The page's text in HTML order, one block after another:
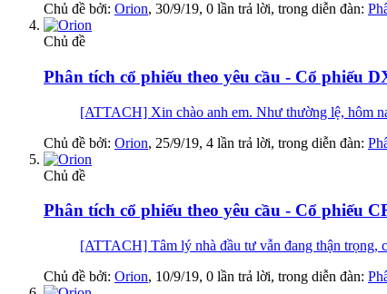
Chủ đề bởi: Orion, 30/9/19, 0 lần trả lời, trong diễn đàn:
Chủ đề
Phân tích cổ phiếu theo yêu cầu - Cổ phiếu
[ATTACH] Xin chào anh em. Như thường lệ, hôm
Chủ đề bởi: Orion, 25/9/19, 4 lần trả lời, trong diễn đàn:
Chủ đề
Phân tích cổ phiếu theo yêu cầu - Cổ phiếu
[ATTACH] Tâm lý nhà đầu tư vẫn đang thận trọng,
Chủ đề bởi: Orion, 10/9/19, 0 lần trả lời, trong diễn đàn: